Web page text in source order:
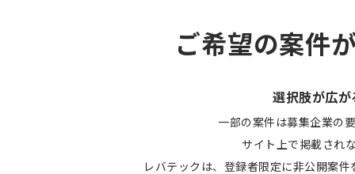
ご希望の案件
選択肢が広が
一部の案件は募集企業の
サイト上で掲載され
レバテックは、登録者限定に非公開案